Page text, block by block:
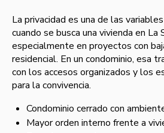
La privacidad es una de las
cuando se busca una vivienda en La
especialmente en proyectos con
residencial. En un condominio, esa
con los accesos organizados y los
para la convivencia.
Condominio cerrado con
Mayor orden interno frente a